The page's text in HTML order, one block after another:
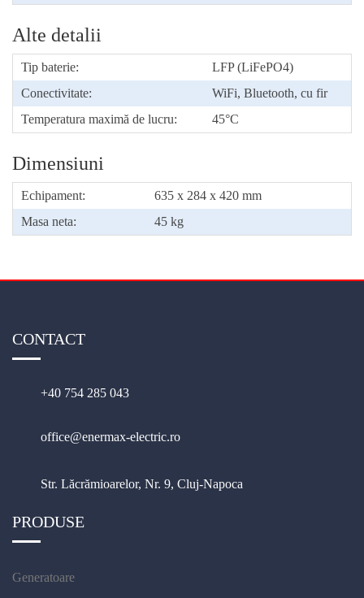
Alte detalii
Tip baterie:
LFP (LiFePO4)
Conectivitate:
WiFi, Bluetooth, cu fir
Temperatura maximă de lucru:
45°C
Dimensiuni
Echipament:
635 x 284 x 420 mm
Masa neta:
45 kg
CONTACT
+40 754 285 043
office@enermax-electric.ro
Str. Lăcrămioarelor, Nr. 9, Cluj-Napoca
PRODUSE
Generatoare